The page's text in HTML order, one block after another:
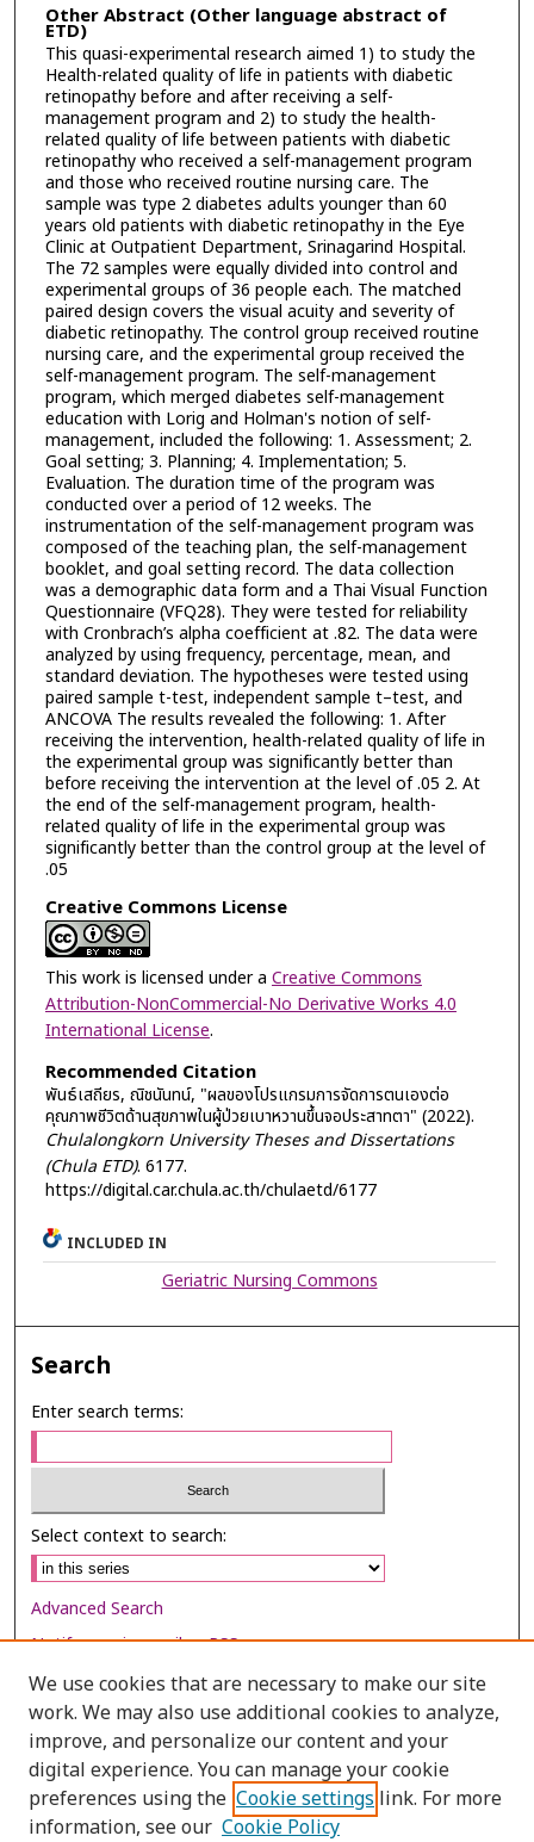
Other Abstract (Other language abstract of
ETD)
This quasi-experimental research aimed 1) to study the
Health-related quality of life in patients with diabetic
retinopathy before and after receiving a self-
management program and 2) to study the health-
related quality of life between patients with diabetic
retinopathy who received a self-management program
and those who received routine nursing care. The
sample was type 2 diabetes adults younger than 60
years old patients with diabetic retinopathy in the Eye
Clinic at Outpatient Department, Srinagarind Hospital.
The 72 samples were equally divided into control and
experimental groups of 36 people each. The matched
paired design covers the visual acuity and severity of
diabetic retinopathy. The control group received routine
nursing care, and the experimental group received the
self-management program. The self-management
program, which merged diabetes self-management
education with Lorig and Holman's notion of self-
management, included the following: 1. Assessment; 2.
Goal setting; 3. Planning; 4. Implementation; 5.
Evaluation. The duration time of the program was
conducted over a period of 12 weeks. The
instrumentation of the self-management program was
composed of the teaching plan, the self-management
booklet, and goal setting record. The data collection
was a demographic data form and a Thai Visual Function
Questionnaire (VFQ28). They were tested for reliability
with Cronbrach’s alpha coefficient at .82. The data were
analyzed by using frequency, percentage, mean, and
standard deviation. The hypotheses were tested using
paired sample t-test, independent sample t–test, and
ANCOVA The results revealed the following: 1. After
receiving the intervention, health-related quality of life in
the experimental group was significantly better than
before receiving the intervention at the level of .05 2. At
the end of the self-management program, health-
related quality of life in the experimental group was
significantly better than the control group at the level of
.05
Creative Commons License
This work is licensed under a Creative Commons
Attribution-NonCommercial-No Derivative Works 4.0
International License.
Recommended Citation
พันธ์เสถียร, ณิชนันทน์, "ผลของโปรแกรมการจัดการตนเองต่อ
คุณภาพชีวิตด้านสุขภาพในผู้ป่วยเบาหวานขึ้นจอประสาทตา" (2022).
Chulalongkorn University Theses and Dissertations
(Chula ETD). 6177.
https://digital.car.chula.ac.th/chulaetd/6177
INCLUDED IN
Geriatric Nursing Commons
Search
Enter search terms:
Select context to search:
Advanced Search
Notify me via email orRSS
Browse
Collections
Disciplines
Authors
We use cookies that are necessary to make our site
work. We may also use additional cookies to analyze,
improve, and personalize our content and your
digital experience. You can manage your cookie
preferences using the Cookie settings link. For more
information, see our Cookie Policy